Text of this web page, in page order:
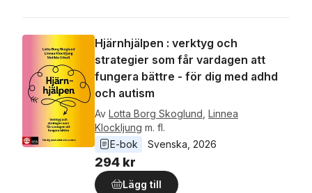
Hjärnhjälpen : verktyg och
strategier som får vardagen att
fungera bättre - för dig med adhd
och autism
Av Lotta Borg Skoglund Linnea
Klockljung m. fl.
E-bok
Svenska 2026
294 kr
Lägg till